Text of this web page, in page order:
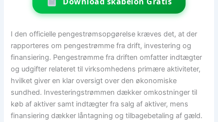
I den officielle pengestrømsopgørelse kræves det, at der
rapporteres om pengestrømme fra drift, investering og
finansiering. Pengestrømme fra driften omfatter indtægter
og udgifter relateret til virksomhedens primære aktiviteter,
hvilket giver en klar oversigt over den økonomiske
sundhed. Investeringstrømmen dækker omkostninger til
køb af aktiver samt indtægter fra salg af aktiver, mens
finansiering dækker låntagning og tilbagebetaling af gæld.